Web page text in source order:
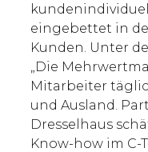
eingebettet in
Kunden. Unter
„Die
Mitarbeiter
und Ausland.
Dresselhaus
Know-how im C-